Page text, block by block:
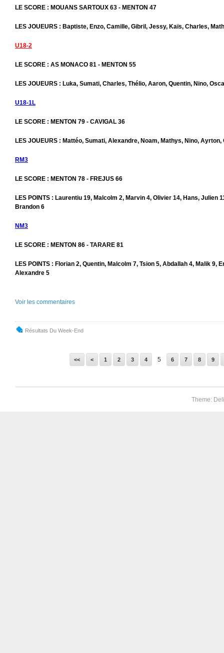
LE SCORE : MOUANS SARTOUX 63 - MENTON 47
LES JOUEURS : Baptiste, Enzo, Camille, Gibril, Jessy, Kaïs, Charles,
U18-2
LE SCORE : AS MONACO 81 - MENTON 55
LES JOUEURS : Luka, Sumati, Charles, Thélio, Aaron, Quentin, Nino,
U18-1L
LE SCORE : MENTON 79 - CAVIGAL 36
LES JOUEURS : Mattéo, Sumati, Alexandre, Noam, Mathys, Nino,
RM3
LE SCORE : MENTON 78 - FREJUS 66
LES POINTS : Laurentiu 19, Malcolm 2, Marvin 4, Olivier 14, Hans, Julien
Brandon 6
NM3
LE SCORE : MENTON 86 - TARARE 81
LES POINTS : Florian 2, Quentin, Malcolm 7, Tsion 5, Abdallah 4, Malik 9,
Alexandre 5
Voir les commentaires
Résultats Du Week-End
<< < 1 2 3 4 5 6 7 8 9
Theme: